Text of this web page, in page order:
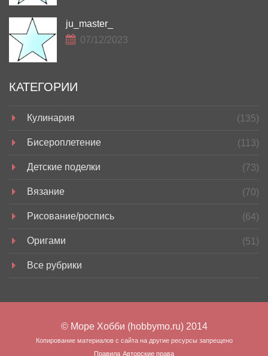
ju_master_
07/12/2023
КАТЕГОРИИ
Кулинария (135)
Бисероплетение (113)
Детские поделки (73)
Вязание (70)
Рисование/роспись (64)
Оригами (51)
Все рубрики
© Море Хобби (hobbymo.ru) 2014
Копирование материалов с сайта на другие ресурсы запрещено
Правила Авторские права